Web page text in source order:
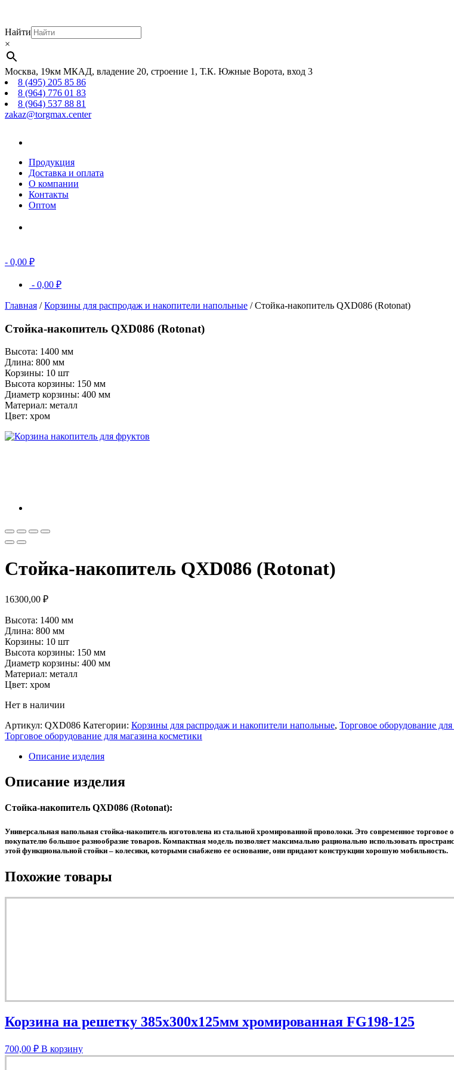
Найти
×
Москва, 19км МКАД, владение 20, строение 1, Т.К. Южные Ворота, вход 3
8 (495) 205 85 86
8 (964) 776 01 83
8 (964) 537 88 81
zakaz@torgmax.center
Продукция
Доставка и оплата
О компании
Контакты
Оптом
- 0,00 ₽
- 0,00 ₽
Главная /Корзины для распродаж и накопители напольные / Стойка-накопитель QXD086 (Rotonat)
Стойка-накопитель QXD086 (Rotonat)
Высота: 1400 мм
Длина: 800 мм
Корзины: 10 шт
Высота корзины: 150 мм
Диаметр корзины: 400 мм
Материал: металл
Цвет: хром
Стойка-накопитель QXD086 (Rotonat)
16300,00 ₽
Высота: 1400 мм
Длина: 800 мм
Корзины: 10 шт
Высота корзины: 150 мм
Диаметр корзины: 400 мм
Материал: металл
Цвет: хром
Нет в наличии
Артикул: QXD086 Категории: Корзины для распродаж и накопители напольные, Торговое оборудование
Торговое оборудование для магазина косметики
Описание изделия
Описание изделия
Стойка-накопитель QXD086 (Rotonat):
Универсальная напольная стойка-накопитель изготовлена из стальной хромированной проволоки. Это современное
покупателю большое разнообразие товаров. Компактная модель позволяет максимально рационально использовать
этой функциональной стойки – колесики, которыми снабжено ее основание, они придают конструкции хорошую мобильность.
Похожие товары
Корзина на решетку 385х300х125мм хромированная FG198-125
700,00 ₽ В корзину